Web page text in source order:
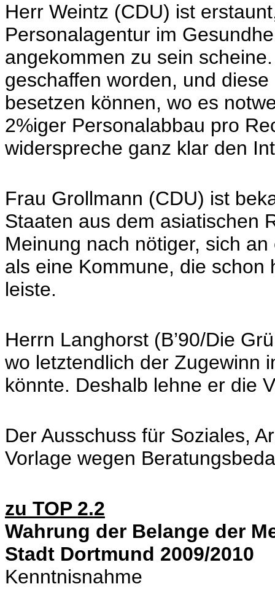
Herr Weintz (CDU) ist
Personalagentur im
angekommen zu sein
geschaffen worden, und
besetzen können, wo es
2%iger Personalabbau pro
widerspreche ganz klar den
Frau Grollmann (CDU) ist
Staaten aus dem asiatischen
Meinung nach nötiger, sich
als eine Kommune, die
leiste.
Herrn Langhorst (B’90/Die
wo letztendlich der Zugewinn
könnte. Deshalb lehne er die
Der Ausschuss für Soziales,
Vorlage wegen
zu TOP 2.2
Wahrung der Belange der
Stadt Dortmund 2009/2010
Kenntnisnahme